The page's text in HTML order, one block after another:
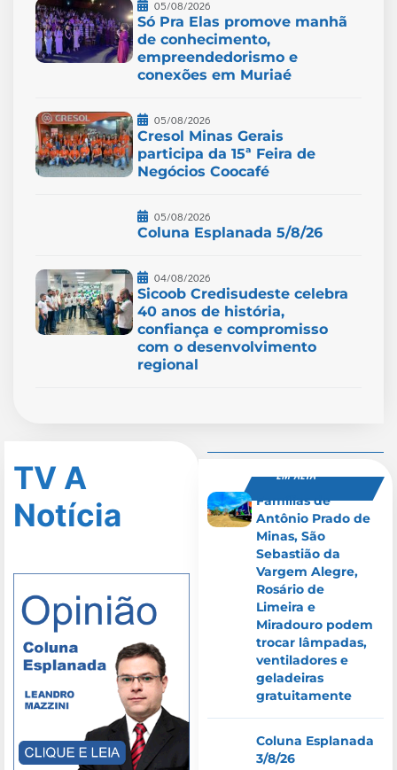
05/08/2026
Só Pra Elas promove manhã
de conhecimento,
empreendedorismo e
conexões em Muriaé
05/08/2026
Cresol Minas Gerais
participa da 15ª Feira de
Negócios Coocafé
05/08/2026
Coluna Esplanada 5/8/26
04/08/2026
Sicoob Credisudeste celebra
40 anos de história,
confiança e compromisso
com o desenvolvimento
regional
TV A
Notícia
EM ALTA
Famílias de
Antônio Prado de
Minas, São
Sebastião da
Vargem Alegre,
Rosário de
Limeira e
Miradouro podem
trocar lâmpadas,
ventiladores e
geladeiras
gratuitamente
Coluna Esplanada
3/8/26